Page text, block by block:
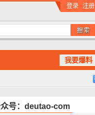
登录 注册
我要爆料
号：deutao-com